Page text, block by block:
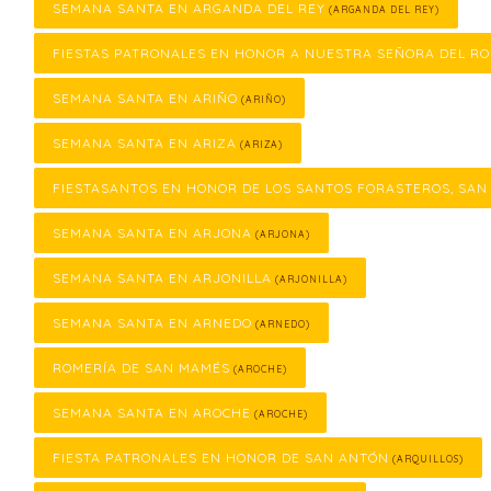
SEMANA SANTA EN ARGANDA DEL REY (ARGANDA DEL REY)
FIESTAS PATRONALES EN HONOR A NUESTRA SEÑORA DEL
SEMANA SANTA EN ARIÑO (ARIÑO)
SEMANA SANTA EN ARIZA (ARIZA)
FIESTASANTOS EN HONOR DE LOS SANTOS FORASTEROS,
SEMANA SANTA EN ARJONA (ARJONA)
SEMANA SANTA EN ARJONILLA (ARJONILLA)
SEMANA SANTA EN ARNEDO (ARNEDO)
ROMERÍA DE SAN MAMÉS (AROCHE)
SEMANA SANTA EN AROCHE (AROCHE)
FIESTA PATRONALES EN HONOR DE SAN ANTÓN (ARQUILLOS)